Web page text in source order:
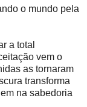
o mundo pela
a total
vem o
as tornaram
transforma
na sabedoria